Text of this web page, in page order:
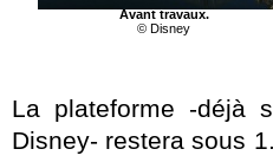
Avant travaux.
© Disney
La plateforme -déjà
Disney- restera sous